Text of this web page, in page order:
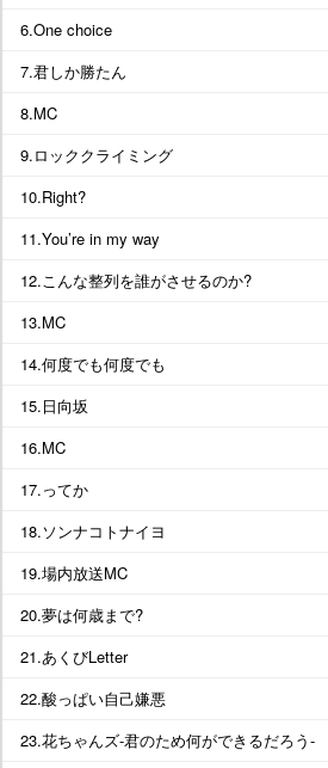
6.One choice
7.君しか勝たん
8.MC
9.ロッククライミング
10.Right?
11.You’re in my way
12.こんな整列を誰がさせるのか?
13.MC
14.何度でも何度でも
15.日向坂
16.MC
17.ってか
18.ソンナコトナイヨ
19.場内放送MC
20.夢は何歳まで?
21.あくびLetter
22.酸っぱい自己嫌悪
23.花ちゃんズ-君のため何ができるだろう-